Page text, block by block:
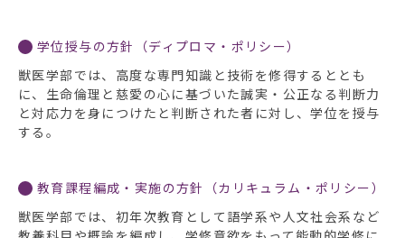
学位授与の方針（ディプロマ・ポリシー）
獣医学部では、高度な専門知識と技術を修得するととも
に、生命倫理と慈愛の心に基づいた誠実・公正なる判断力
と対応力を身につけたと判断された者に対し、学位を授与
する。
教育課程編成・実施の方針（カリキュラム・ポリシー）
獣医学部では、初年次教育として語学系や人文社会系など